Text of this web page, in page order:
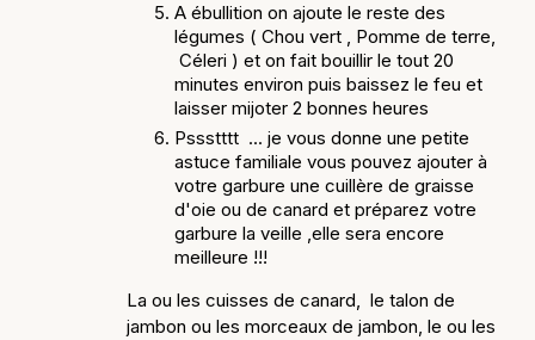
A ébullition on ajoute le reste des
légumes ( Chou vert , Pomme de terre,
Céleri ) et on fait bouillir le tout 20
minutes environ puis baissez le feu et
laisser mijoter 2 bonnes heures
Pssstttt ... je vous donne une petite
astuce familiale vous pouvez ajouter à
votre garbure une cuillère de graisse
d'oie ou de canard et préparez votre
garbure la veille ,elle sera encore
meilleure !!!
La ou les cuisses de canard, le talon de
jambon ou les morceaux de jambon, le ou les